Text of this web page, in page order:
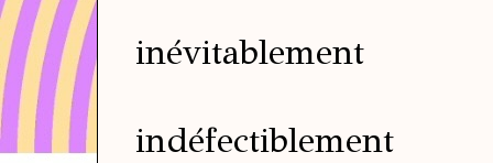
inévitablement
indéfectiblement